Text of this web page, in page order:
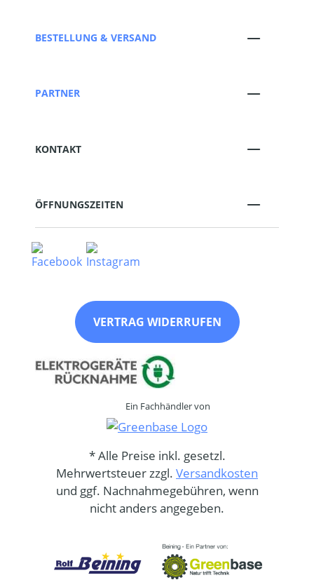
BESTELLUNG & VERSAND
PARTNER
KONTAKT
ÖFFNUNGSZEITEN
VERTRAG WIDERRUFEN
Ein Fachhändler von
* Alle Preise inkl. gesetzl.
Mehrwertsteuer zzgl. Versandkosten
und ggf. Nachnahmegebühren, wenn
nicht anders angegeben.